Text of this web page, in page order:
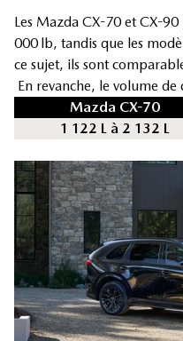
Les Mazda CX-70 et CX-
000 lb, tandis que les
ce sujet, ils sont
En revanche, le volume
Mazda CX-70
1 122 L à 2 132 L